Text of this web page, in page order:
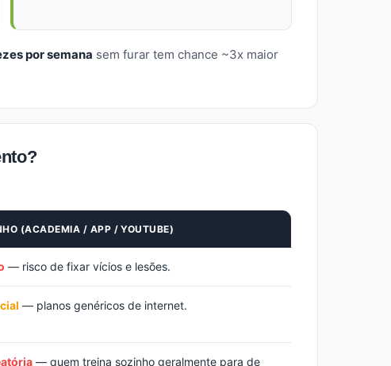
por semana sem furar tem chance ~3x maior
(ACADEMIA / APP / YOUTUBE)
— risco de fixar vícios e lesões.
— planos genéricos de internet.
— quem treina sozinho geralmente para de